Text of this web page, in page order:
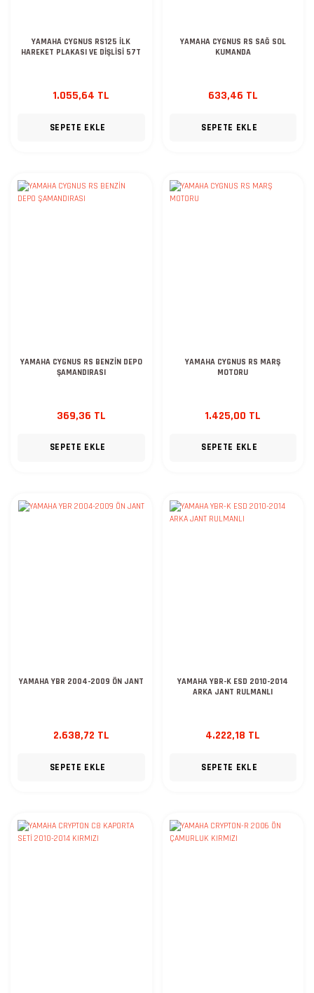
YAMAHA CYGNUS RS125 İLK
HAREKET PLAKASI VE DİŞLİSİ 57T
1.055,64 TL
SEPETE EKLE
YAMAHA CYGNUS RS SAĞ SOL
KUMANDA
633,46 TL
SEPETE EKLE
YAMAHA CYGNUS RS BENZİN DEPO
ŞAMANDIRASI
369,36 TL
SEPETE EKLE
YAMAHA CYGNUS RS MARŞ
MOTORU
1.425,00 TL
SEPETE EKLE
YAMAHA YBR 2004-2009 ÖN JANT
2.638,72 TL
SEPETE EKLE
YAMAHA YBR-K ESD 2010-2014
ARKA JANT RULMANLI
4.222,18 TL
SEPETE EKLE